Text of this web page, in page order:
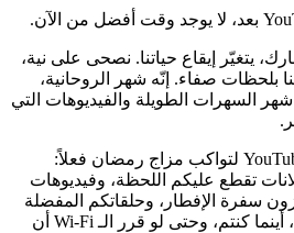
يتغيّر إيقاع حياتنا. نصحى على نية،
بلحظات صفاء. إنّه شهر الروحانية،
السهرات الطويلة والفيديوهات التي
وهنا تأتي تجربة YouTube Premium لتواكب مزاج رمضان فعلاً:
تقطع عليكم اللحظة، وفيديوهات
سفرة الإفطار، وحلقاتكم المفضلة
جاهزة للمشاهدة بعد تنزيلها، أينما كنتم، وحتى لو قرر الـ Wi-Fi أن